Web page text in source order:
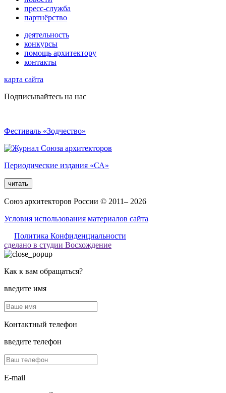
пресс-служба
партнёрство
деятельность
конкурсы
помощь архитектору
контакты
карта сайта
Подписывайтесь на нас
Фестиваль «Зодчество»
Периодические издания «СА»
читать
Союз архитекторов России © 2011– 2026
Условия использования материалов сайта
Политика Конфиденциальности
сделано в студии Восхождение
Как к вам обращаться?
введите имя
Контактный телефон
введите телефон
E-mail